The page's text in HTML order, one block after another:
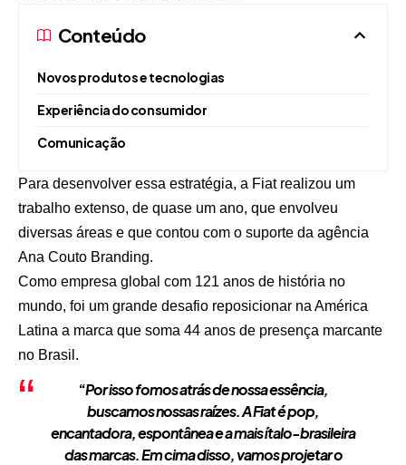
Conteúdo
Novos produtos e tecnologias
Experiência do consumidor
Comunicação
Para desenvolver essa estratégia, a Fiat realizou um
trabalho extenso, de quase um ano, que envolveu
diversas áreas e que contou com o suporte da agência
Ana Couto Branding.
Como empresa global com 121 anos de história no
mundo, foi um grande desafio reposicionar na América
Latina a marca que soma 44 anos de presença marcante
no Brasil.
“Por isso fomos atrás de nossa essência,
buscamos nossas raízes. A Fiat é pop,
encantadora, espontânea e a mais ítalo-brasileira
das marcas. Em cima disso, vamos projetar o